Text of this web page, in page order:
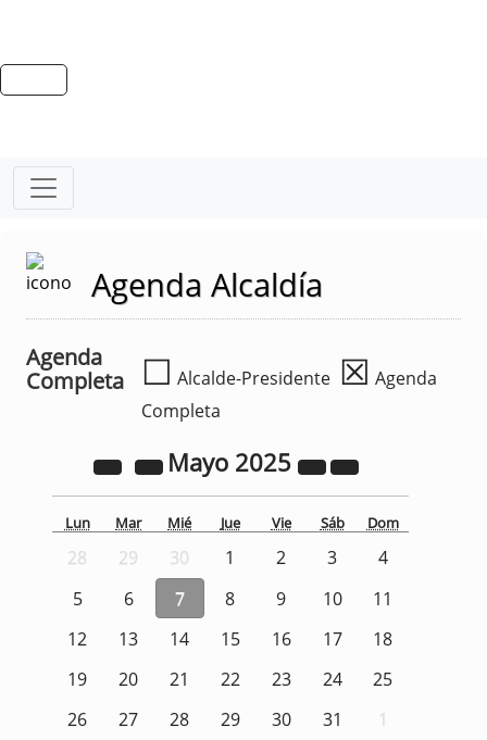
Agenda Alcaldía
Agenda
Completa
☐ Alcalde-Presidente ☒ Agenda
Completa
Mayo 2025
Lun Mar Mié Jue Vie Sáb Dom
28 29 30 1 2 3
4
5
6 7 8 9 10
11
12
13 14 15 16 17
18
19
20 21 22 23 24
25
26
27 28 29 30 31 1